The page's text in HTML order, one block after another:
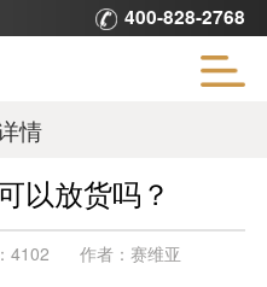
400-828-2768
情
以放货吗？
4102 作者： 赛维亚